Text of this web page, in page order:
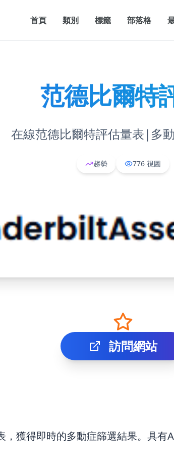
首頁 類別 標籤 部落格
范德比爾特
在線范德比爾特評估量表|多
趨勢 776 視圖
訪問網站
獲得即時的多動症篩選結果。具有